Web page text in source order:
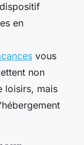
en
vous
non
loisirs, mais